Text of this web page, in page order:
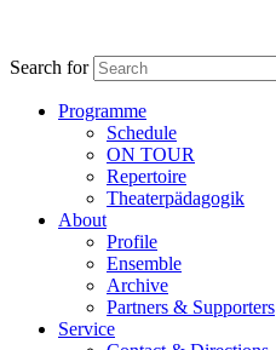
Search for
Programme
Schedule
ON TOUR
Repertoire
Theaterpädagogik
About
Profile
Ensemble
Archive
Partners & Supporters
Service